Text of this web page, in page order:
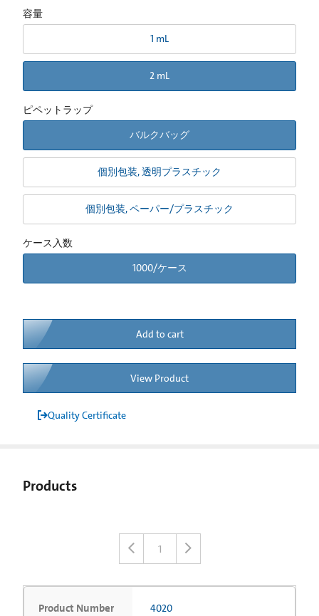
容量
1 mL
2 mL
ピペットラップ
バルクバッグ
個別包装, 透明プラスチック
個別包装, ペーパー/プラスチック
ケース入数
1000/ケース
Add to cart
View Product
Quality Certificate
Products
1
Product Number 4020